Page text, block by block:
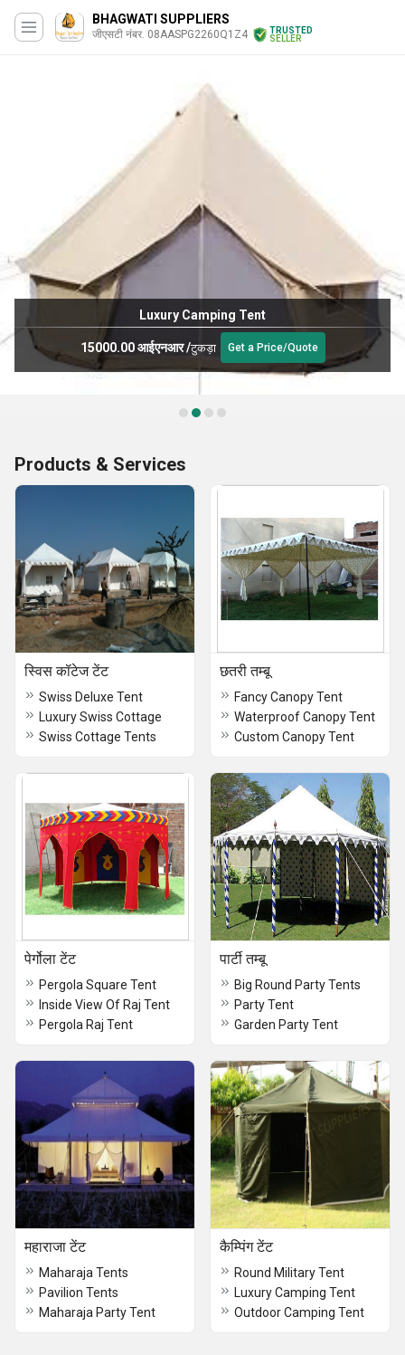
BHAGWATI SUPPLIERS
जीएसटी नंबर. 08AASPG2260Q1Z4
TRUSTED
SELLER
Luxury Camping Tent
15000.00 आईएनआर/टुकड़ा Get a Price/Quote
Products & Services
स्विस कॉटेज टेंट
Swiss Deluxe Tent
Luxury Swiss Cottage
Swiss Cottage Tents
छतरी तम्बू
Fancy Canopy Tent
Waterproof Canopy Tent
Custom Canopy Tent
पेर्गोला टेंट
Pergola Square Tent
Inside View Of Raj Tent
Pergola Raj Tent
पार्टी तम्बू
Big Round Party Tents
Party Tent
Garden Party Tent
महाराजा टेंट
Maharaja Tents
Pavilion Tents
Maharaja Party Tent
कैम्पिंग टेंट
Round Military Tent
Luxury Camping Tent
Outdoor Camping Tent